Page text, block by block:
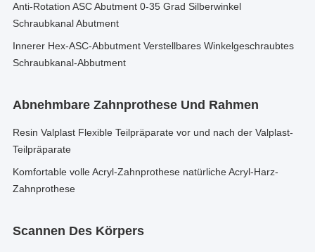
Anti-Rotation ASC Abutment 0-35 Grad Silberwinkel
Schraubkanal Abutment
Innerer Hex-ASC-Abbutment Verstellbares Winkelgeschraubtes
Schraubkanal-Abbutment
Abnehmbare Zahnprothese Und Rahmen
Resin Valplast Flexible Teilpräparate vor und nach der Valplast-
Teilpräparate
Komfortable volle Acryl-Zahnprothese natürliche Acryl-Harz-
Zahnprothese
Scannen Des Körpers